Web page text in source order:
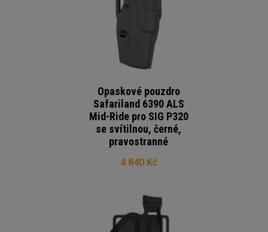
Opaskové pouzdro
Safariland 6390 ALS
Mid-Ride pro SIG P320
se svítilnou, černé,
pravostranné
4 840 Kč